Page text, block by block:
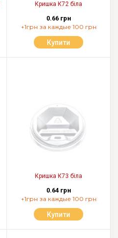
Кришка К72 біла
0.66 грн
+1грн за каждые 100 грн
Купити
Кришка К73 біла
0.64 грн
+1грн за каждые 100 грн
Купити